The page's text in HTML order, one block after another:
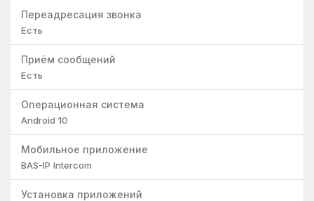
Переадресация звонка
Есть
Приём сообщений
Есть
Операционная система
Android 10
Мобильное приложение
BAS-IP Intercom
Установка приложений